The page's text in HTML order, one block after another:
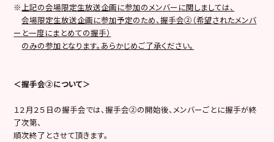
※ 上記の会場限定生放送企画に参加のメンバーに関しましては、
会場限定生放送企画に参加予定のため、握手会② （希望されたメンバ
ーと一度にまとめての握手）
のみの参加となります。あらかじめご了承ください。
＜握手会②について＞
１２月２５日の握手会では、握手会②の開始後、メンバーごとに握手が終
了次第、
順次終了とさせて頂きます。